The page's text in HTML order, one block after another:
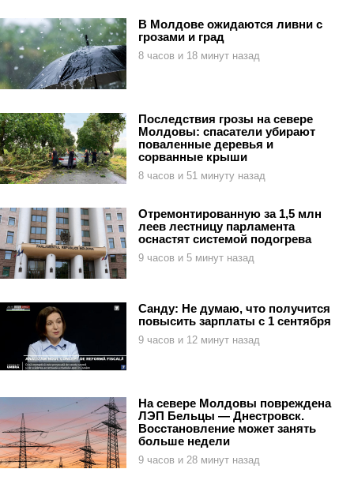
В Молдове ожидаются ливни с
грозами и град
8 часов и 18 минут назад
Последствия грозы на севере
Молдовы: спасатели убирают
поваленные деревья и
сорванные крыши
8 часов и 51 минуту назад
Отремонтированную за 1,5 млн
леев лестницу парламента
оснастят системой подогрева
9 часов и 5 минут назад
Санду: Не думаю, что получится
повысить зарплаты с 1 сентября
9 часов и 12 минут назад
На севере Молдовы повреждена
ЛЭП Бельцы — Днестровск.
Восстановление может занять
больше недели
9 часов и 28 минут назад